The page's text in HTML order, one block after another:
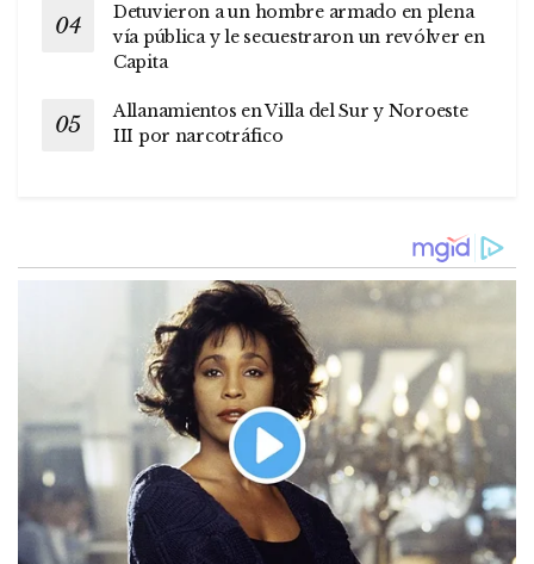
Detuvieron a un hombre armado en plena
vía pública y le secuestraron un revólver en
Capita
Allanamientos en Villa del Sur y Noroeste
III por narcotráfico